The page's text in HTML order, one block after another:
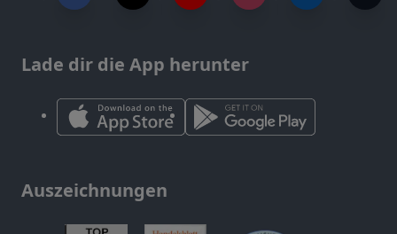
Lade dir die App herunter
Auszeichnungen